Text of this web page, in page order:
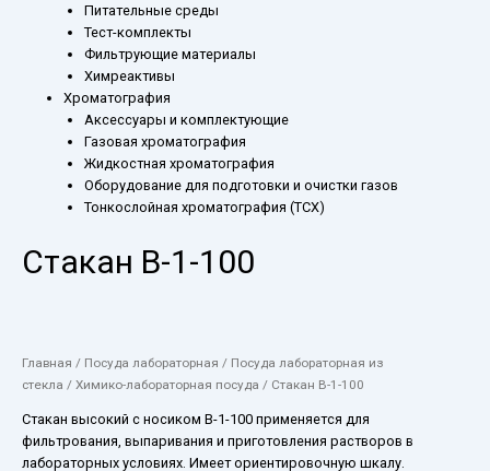
Питательные среды
Тест-комплекты
Фильтрующие материалы
Химреактивы
Хроматография
Аксессуары и комплектующие
Газовая хроматография
Жидкостная хроматография
Оборудование для подготовки и очистки газов
Тонкослойная хроматография (ТСХ)
Стакан В-1-100
Главная / Посуда лабораторная / Посуда лабораторная из
стекла / Химико-лабораторная посуда / Стакан В-1-100
Стакан высокий с носиком В-1-100 применяется для
фильтрования, выпаривания и приготовления растворов в
лабораторных условиях. Имеет ориентировочную шкалу.